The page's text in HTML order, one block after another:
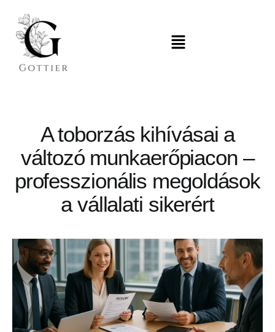
A toborzás kihívásai a
változó munkaerőpiacon –
professzionális megoldások
a vállalati sikerért